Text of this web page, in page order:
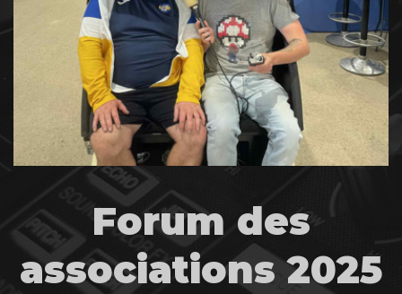
Forum des
associations 2025